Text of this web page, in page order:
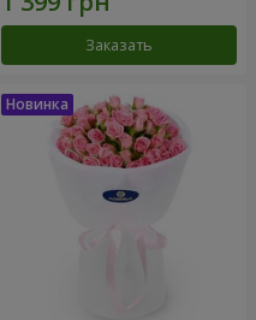
Заказать